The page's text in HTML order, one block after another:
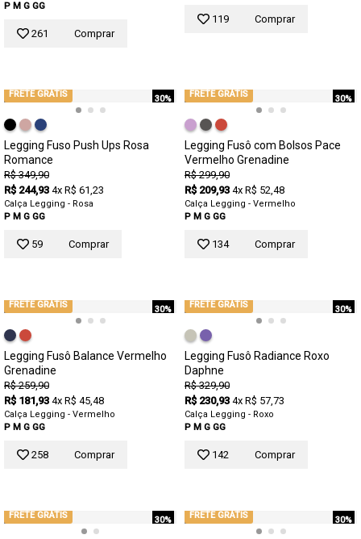
P M G GG
261 Comprar
119 Comprar
30%
FRETE GRÁTIS
Legging Fuso Push Ups Rosa
Romance
R$ 349,90
R$ 244,93 4x R$ 61,23
Calça Legging - Rosa
P M G GG
59 Comprar
30%
FRETE GRÁTIS
Legging Fusô com Bolsos Pace
Vermelho Grenadine
R$ 299,90
R$ 209,93 4x R$ 52,48
Calça Legging - Vermelho
P M G GG
134 Comprar
30%
FRETE GRÁTIS
Legging Fusô Balance Vermelho
Grenadine
R$ 259,90
R$ 181,93 4x R$ 45,48
Calça Legging - Vermelho
P M G GG
258 Comprar
30%
FRETE GRÁTIS
Legging Fusô Radiance Roxo
Daphne
R$ 329,90
R$ 230,93 4x R$ 57,73
Calça Legging - Roxo
P M G GG
142 Comprar
30%
FRETE GRÁTIS 30%
FRETE GRÁTIS